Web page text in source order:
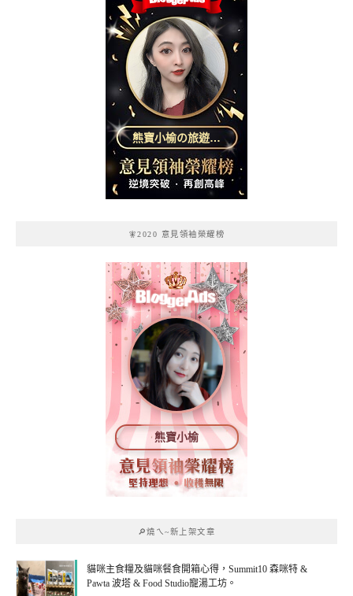
熊寶小榆の旅遊日
記
🧚2020 意見領袖榮耀榜
熊寶小榆
🔎燒ㄟ~新上架文章
貓咪主食糧及貓咪餐食開箱心得，Summit10 森咪特 &
Pawta 波塔 & Food Studio寵湯工坊。